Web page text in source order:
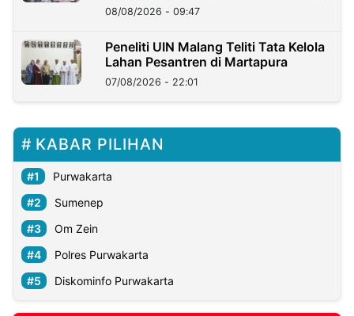
08/08/2026 - 09:47
Peneliti UIN Malang Teliti Tata Kelola
Lahan Pesantren di Martapura
07/08/2026 - 22:01
KABAR PILIHAN
Purwakarta
Sumenep
Om Zein
Polres Purwakarta
Diskominfo Purwakarta